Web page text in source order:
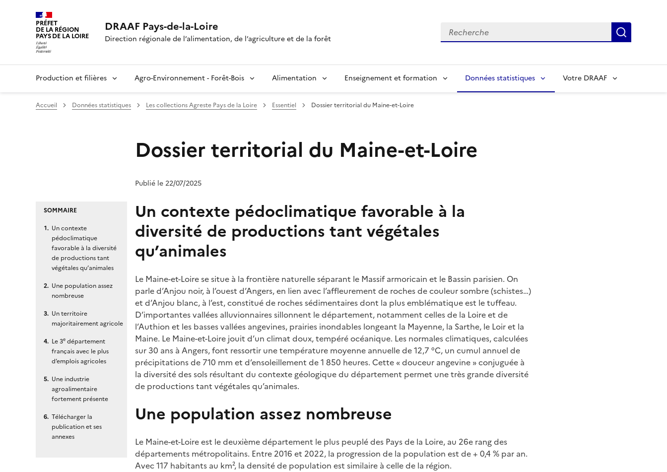
PRÉFET
DE LA RÉGION
PAYS DE LA LOIRE
DRAAF Pays-de-la-Loire
Direction régionale de l’alimentation, de l’agriculture et de la forêt
Recherche
Production et filières Agro-Environnement - Forêt-Bois Alimentation Enseignement et formation Données statistiques Votre DRAAF
Accueil Données statistiques Les collections Agreste Pays de la Loire Essentiel Dossier territorial du Maine-et-Loire
Dossier territorial du Maine-et-Loire
Publié le 22/07/2025
SOMMAIRE
Un contexte
pédoclimatique
favorable à la diversité
de productions tant
végétales qu’animales
Une population assez
nombreuse
Un territoire
majoritairement agricole
Le 3e département
français avec le plus
d’emplois agricoles
Une industrie
agroalimentaire
fortement présente
Télécharger la
publication et ses
annexes
Un contexte pédoclimatique favorable à la
diversité de productions tant végétales
qu’animales
Le Maine-et-Loire se situe à la frontière naturelle séparant le Massif armoricain et le Bassin parisien. On
parle d’Anjou noir, à l’ouest d’Angers, en lien avec l’affleurement de roches de couleur sombre (schistes…)
et d’Anjou blanc, à l’est, constitué de roches sédimentaires dont la plus emblématique est le tuffeau.
D’importantes vallées alluvionnaires sillonnent le département, notamment celles de la Loire et de
l’Authion et les basses vallées angevines, prairies inondables longeant la Mayenne, la Sarthe, le Loir et la
Maine. Le Maine-et-Loire jouit d’un climat doux, tempéré océanique. Les normales climatiques, calculées
sur 30 ans à Angers, font ressortir une température moyenne annuelle de 12,7 °C, un cumul annuel de
précipitations de 710 mm et d’ensoleillement de 1 850 heures. Cette « douceur angevine » conjuguée à
la diversité des sols résultant du contexte géologique du département permet une très grande diversité
de productions tant végétales qu’animales.
Une population assez nombreuse
Le Maine-et-Loire est le deuxième département le plus peuplé des Pays de la Loire, au 26e rang des
départements métropolitains. Entre 2016 et 2022, la progression de la population est de + 0,4 % par an.
Avec 117 habitants au km², la densité de population est similaire à celle de la région.